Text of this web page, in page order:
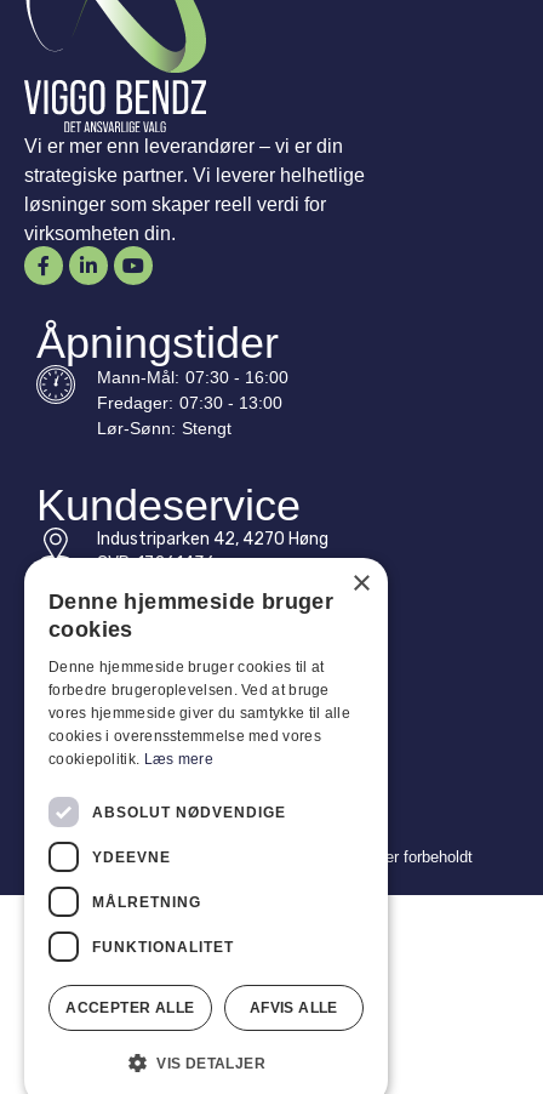
Vi er mer enn leverandører – vi er din
strategiske partner. Vi leverer helhetlige
løsninger som skaper reell verdi for
virksomheten din.
Åpningstider
Mann-Mål: 07:30 - 16:00
Fredager: 07:30 - 13:00
Lør-Sønn: Stengt
Kundeservice
Industriparken 42, 4270 Høng
CVR: 17261436
Tlf: +45 4396 4122
Quicklinks
Retningslinjer for personvern
Vilkår og betingelser for salg og levering
Copyright 2024 © Viggo Bendz. Alle rettigheter forbeholdt
×
Denne hjemmeside bruger
cookies
Denne hjemmeside bruger cookies til at
forbedre brugeroplevelsen. Ved at bruge
vores hjemmeside giver du samtykke til alle
cookies i overensstemmelse med vores
cookiepolitik. Læs mere
ABSOLUT NØDVENDIGE
YDEEVNE
MÅLRETNING
FUNKTIONALITET
ACCEPTER ALLE AFVIS ALLE
VIS DETALJER